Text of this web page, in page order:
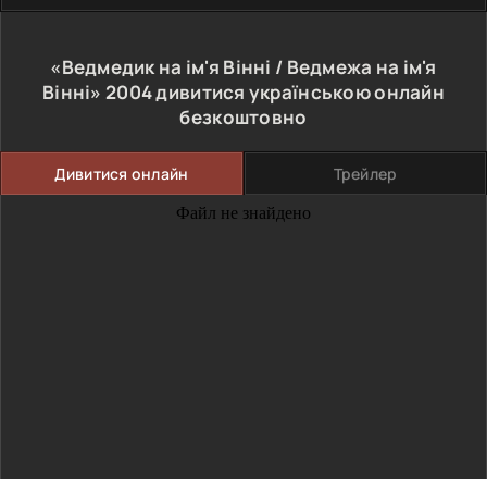
«Ведмедик на ім'я Вінні / Ведмежа на ім'я
Вінні» 2004дивитися українською онлайн
безкоштовно
Дивитися онлайн Трейлер